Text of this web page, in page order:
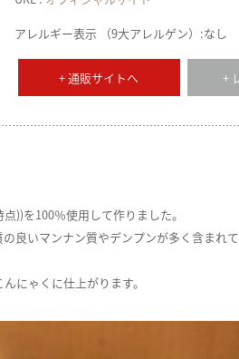
アレルギー表示 （9大アレルゲン）:なし
+ 通販サイトへ +
))を100％使用して作りました。
良いマンナン質やデンプンが多く含まれ
にゃくに仕上がります。